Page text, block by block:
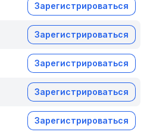
Зарегистрироваться
Зарегистрироваться
Зарегистрироваться
Зарегистрироваться
Зарегистрироваться